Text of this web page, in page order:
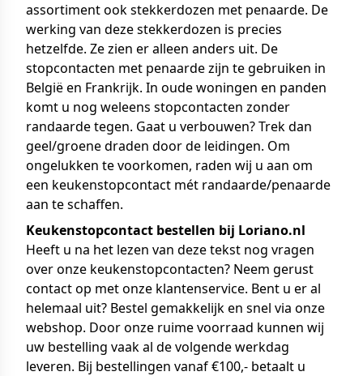
assortiment ook stekkerdozen met penaarde. De
werking van deze stekkerdozen is precies
hetzelfde. Ze zien er alleen anders uit. De
stopcontacten met penaarde zijn te gebruiken in
België en Frankrijk. In oude woningen en panden
komt u nog weleens stopcontacten zonder
randaarde tegen. Gaat u verbouwen? Trek dan
geel/groene draden door de leidingen. Om
ongelukken te voorkomen, raden wij u aan om
een keukenstopcontact mét randaarde/penaarde
aan te schaffen.
Keukenstopcontact bestellen bij Loriano.nl
Heeft u na het lezen van deze tekst nog vragen
over onze keukenstopcontacten? Neem gerust
contact op met onze klantenservice. Bent u er al
helemaal uit? Bestel gemakkelijk en snel via onze
webshop. Door onze ruime voorraad kunnen wij
uw bestelling vaak al de volgende werkdag
leveren. Bij bestellingen vanaf €100,- betaalt u